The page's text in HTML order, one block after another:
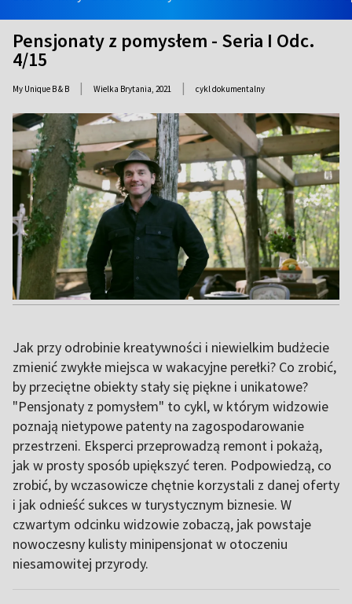
Pensjonaty z pomysłem - Seria I Odc.
4/15
My Unique B & B | Wielka Brytania, 2021 | cykl dokumentalny
Jak przy odrobinie kreatywności i niewielkim budżecie
zmienić zwykłe miejsca w wakacyjne perełki? Co zrobić,
by przeciętne obiekty stały się piękne i unikatowe?
"Pensjonaty z pomysłem" to cykl, w którym widzowie
poznają nietypowe patenty na zagospodarowanie
przestrzeni. Eksperci przeprowadzą remont i pokażą,
jak w prosty sposób upiększyć teren. Podpowiedzą, co
zrobić, by wczasowicze chętnie korzystali z danej oferty
i jak odnieść sukces w turystycznym biznesie. W
czwartym odcinku widzowie zobaczą, jak powstaje
nowoczesny kulisty minipensjonat w otoczeniu
niesamowitej przyrody.